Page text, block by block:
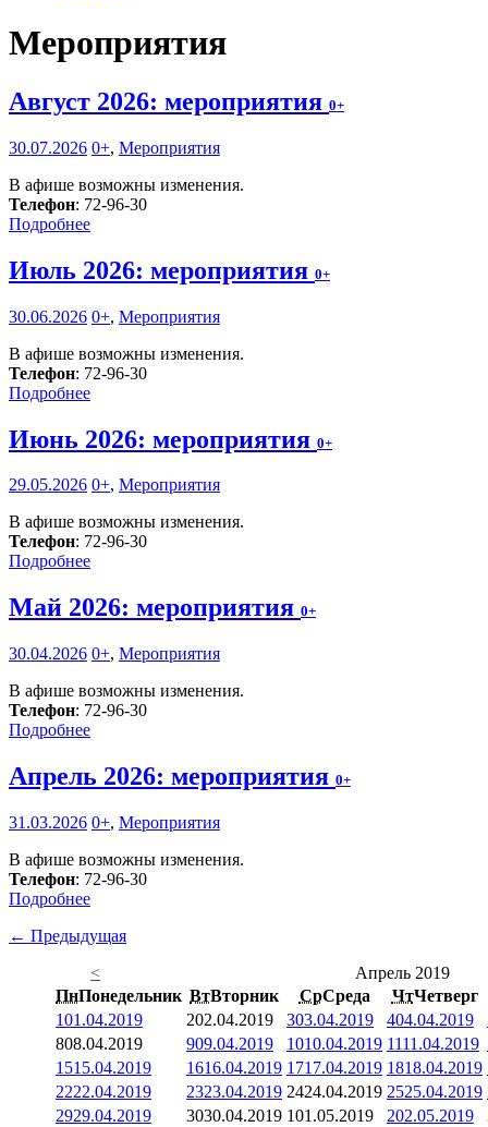
Мероприятия
Август 2026: мероприятия 0+
30.07.2026 0+, Мероприятия
В афише возможны изменения.
Телефон: 72-96-30
Подробнее
Июль 2026: мероприятия 0+
30.06.2026 0+, Мероприятия
В афише возможны изменения.
Телефон: 72-96-30
Подробнее
Июнь 2026: мероприятия 0+
29.05.2026 0+, Мероприятия
В афише возможны изменения.
Телефон: 72-96-30
Подробнее
Май 2026: мероприятия 0+
30.04.2026 0+, Мероприятия
В афише возможны изменения.
Телефон: 72-96-30
Подробнее
Апрель 2026: мероприятия 0+
31.03.2026 0+, Мероприятия
В афише возможны изменения.
Телефон: 72-96-30
Подробнее
← Предыдущая
<
Апрель 2019
ПнПонедельник ВтВторник СрСреда ЧтЧетверг
101.04.2019 202.04.2019 303.04.2019 404.04.2019
808.04.2019 909.04.2019 1010.04.2019 1111.04.2019
1515.04.2019 1616.04.2019 1717.04.2019 1818.04.2019
2222.04.2019 2323.04.2019 2424.04.2019 2525.04.2019
2929.04.2019 3030.04.2019 101.05.2019 202.05.2019